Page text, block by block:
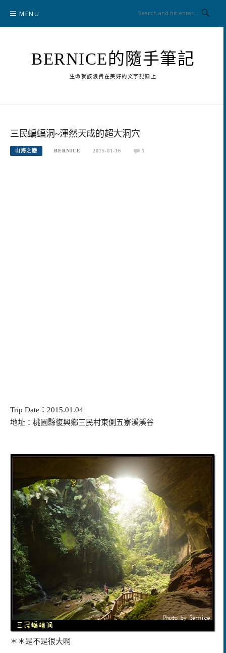
content
MENU
BERNICE的隨手筆記
生命就該浪費在美好的文字記錄上
三民蝙蝠洞~渾然天成的超大洞穴
山海之戀 BERNICE 2015-01-16 1
Trip Date：2015.01.04
地址：桃園縣復興鄉三民村東側五寮溪溪谷
＊＊是不是很大啊